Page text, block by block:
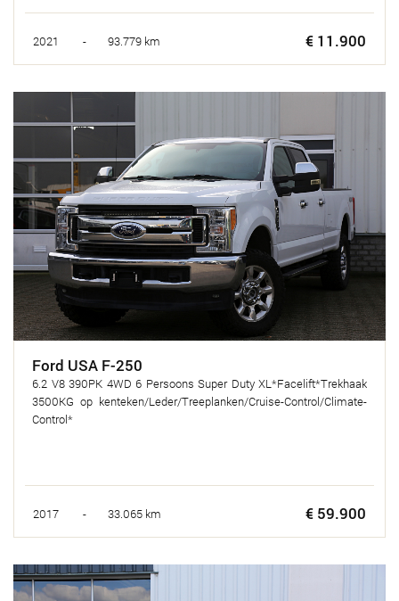
2021 - 93.779 km € 11.900
Ford USA F-250
6.2 V8 390PK 4WD 6 Persoons Super Duty XL*Facelift*Trekhaak
3500KG op kenteken/Leder/Treeplanken/Cruise-Control/Climate-
Control*
2017 - 33.065 km € 59.900